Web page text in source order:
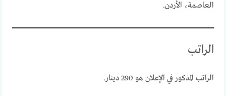
العاصمة، الأردن.
الراتب
الراتب المذكور في الإعلان هو 290 دينار.